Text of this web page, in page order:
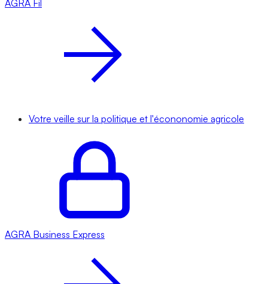
AGRA Fil
Votre veille sur la politique et l'écononomie agricole
AGRA Business Express